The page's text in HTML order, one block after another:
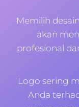
Memilih
akan
profesional
Logo sering
Anda